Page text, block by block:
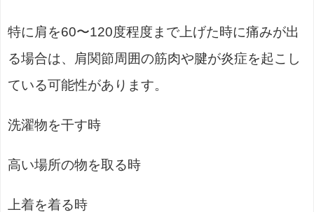
特に肩を60〜120度程度まで上げた時に痛みが出
る場合は、肩関節周囲の筋肉や腱が炎症を起こし
ている可能性があります。
洗濯物を干す時
高い場所の物を取る時
上着を着る時